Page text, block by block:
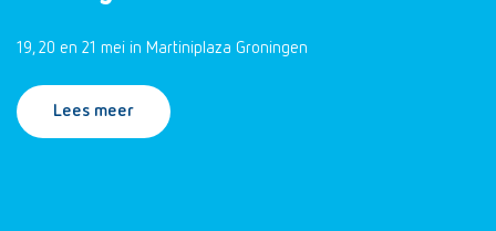
19, 20 en 21 mei in Martiniplaza Groningen
Lees meer